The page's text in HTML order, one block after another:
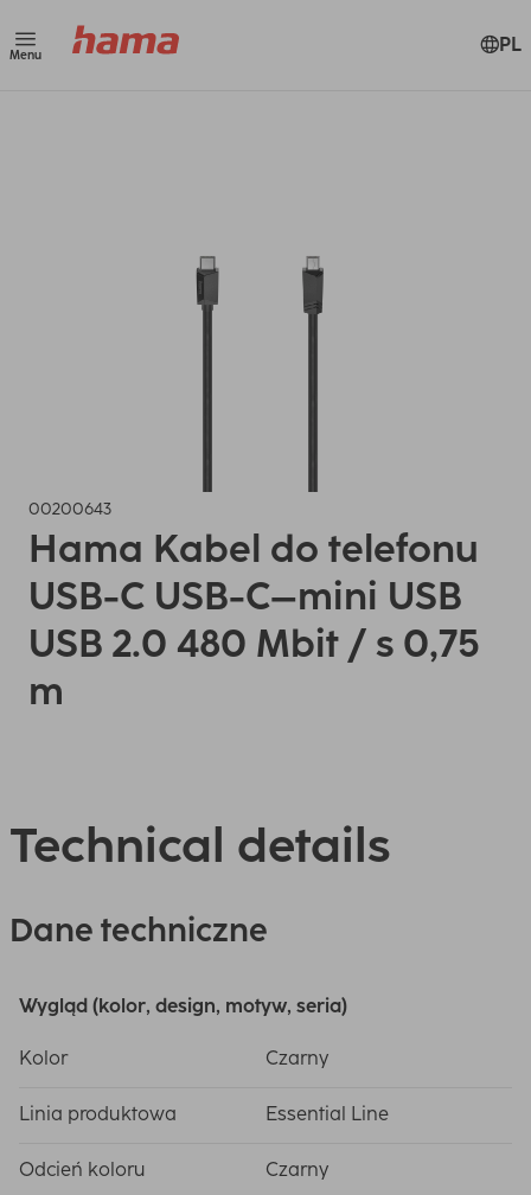
Menu PL
00200643
Hama Kabel do telefonu
USB-C USB-C–mini USB
USB 2.0 480 Mbit / s 0,75
m
Technical details
Dane techniczne
Wygląd (kolor, design, motyw, seria)
Kolor Czarny
Linia produktowa Essential Line
Odcień koloru Czarny